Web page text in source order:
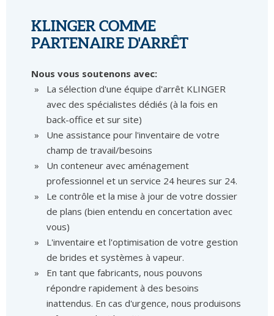
KLINGER COMME
PARTENAIRE D'ARRÊT
Nous vous soutenons avec:
La sélection d'une équipe d'arrêt KLINGER
avec des spécialistes dédiés (à la fois en
back-office et sur site)
Une assistance pour l'inventaire de votre
champ de travail/besoins
Un conteneur avec aménagement
professionnel et un service 24 heures sur 24.
Le contrôle et la mise à jour de votre dossier
de plans (bien entendu en concertation avec
vous)
L'inventaire et l'optimisation de votre gestion
de brides et systèmes à vapeur.
En tant que fabricants, nous pouvons
répondre rapidement à des besoins
inattendus. En cas d'urgence, nous produisons